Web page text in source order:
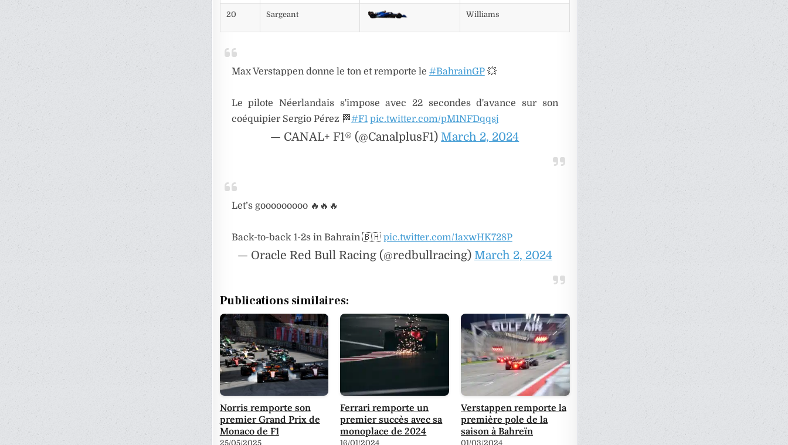
20 Sargeant Williams
Max Verstappen donne le ton et remporte le #BahrainGP💥
Le pilote Néerlandais s'impose avec 22 secondes d'avance sur son
coéquipier Sergio Pérez 🏁#F1 pic.twitter.com/pM1NFDqqsj
— CANAL+ F1® (@CanalplusF1) March 2, 2024
Let’s gooooooooo 🔥🔥🔥
Back-to-back 1-2s in Bahrain 🇧🇭 pic.twitter.com/1axwHK728P
— Oracle Red Bull Racing (@redbullracing) March 2, 2024
Publications similaires:
Norris remporte son
premier Grand Prix de
Monaco de F1
25/05/2025
Ferrari remporte un
premier succès avec sa
monoplace de 2024
16/01/2024
Verstappen remporte la
première pole de la
saison à Bahreïn
01/03/2024